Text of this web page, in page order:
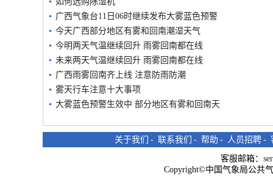
广西气象台11日06时继续发布大雾蓝色预警
今天广西部分地区有雾和回南潮湿天气
今明两天气温继续回升 雨雾回南都在线
未来两天气温继续回升 雨雾回南都在线
广西雨雾回南齐上线 注意防雨防潮
雾天行车注意十大事项
大雾蓝色预警生效中 部分地区有雾和回南天
关于我们 - 联系我们 - 帮助 - 人员招聘 -
客服邮箱：
Copyright©中国气象局公共